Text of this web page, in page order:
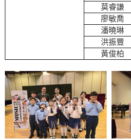
莫睿謙
廖敏喬
潘曉琳
洪振豐
黃俊柏